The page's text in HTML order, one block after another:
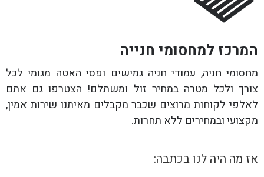
המרכז למחסומי חנייה
מחסומי חניה, עמודי חניה גמישים ופסי האטה מגומי לכל
צורך ולכל מטרה במחיר זול ומשתלם! הצטרפו גם אתם
לאלפי לקוחות מרוצים שכבר מקבלים מאיתנו שירות אמין,
מקצועי ובמחירים ללא תחרות.
אז מה היה לנו בכתבה: